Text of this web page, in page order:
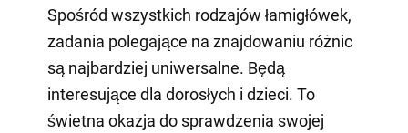
Spośród wszystkich rodzajów łamigłówek,
zadania polegające na znajdowaniu różnic
są najbardziej uniwersalne. Będą
interesujące dla dorosłych i dzieci. To
świetna okazja do sprawdzenia swojej